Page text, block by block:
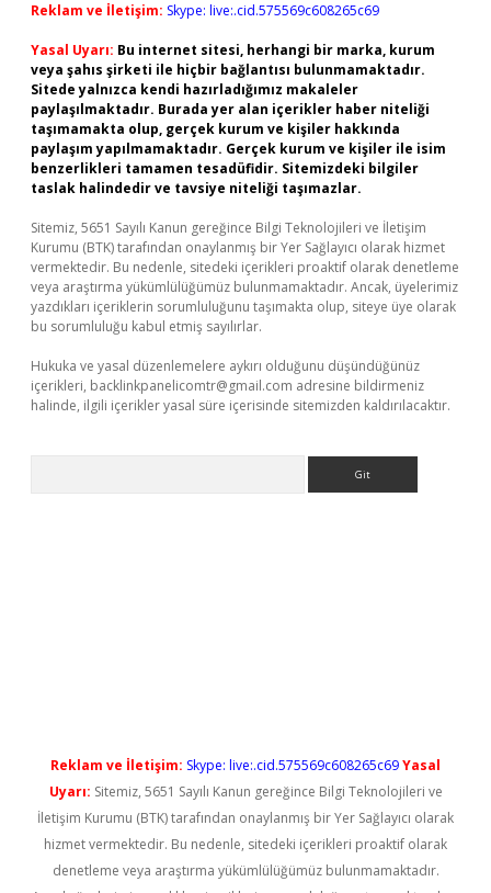
Reklam ve İletişim: Skype: live:.cid.575569c608265c69
Yasal Uyarı: Bu internet sitesi, herhangi bir marka, kurum
veya şahıs şirketi ile hiçbir bağlantısı bulunmamaktadır.
Sitede yalnızca kendi hazırladığımız makaleler
paylaşılmaktadır. Burada yer alan içerikler haber niteliği
taşımamakta olup, gerçek kurum ve kişiler hakkında
paylaşım yapılmamaktadır. Gerçek kurum ve kişiler ile isim
benzerlikleri tamamen tesadüfidir. Sitemizdeki bilgiler
taslak halindedir ve tavsiye niteliği taşımazlar.
Sitemiz, 5651 Sayılı Kanun gereğince Bilgi Teknolojileri ve İletişim
Kurumu (BTK) tarafından onaylanmış bir Yer Sağlayıcı olarak hizmet
vermektedir. Bu nedenle, sitedeki içerikleri proaktif olarak denetleme
veya araştırma yükümlülüğümüz bulunmamaktadır. Ancak, üyelerimiz
yazdıkları içeriklerin sorumluluğunu taşımakta olup, siteye üye olarak
bu sorumluluğu kabul etmiş sayılırlar.
Hukuka ve yasal düzenlemelere aykırı olduğunu düşündüğünüz
içerikleri, backlinkpanelicomtr@gmail.com adresine bildirmeniz
halinde, ilgili içerikler yasal süre içerisinde sitemizden kaldırılacaktır.
Reklam ve İletişim: Skype: live:.cid.575569c608265c69Yasal
Uyarı: Sitemiz, 5651 Sayılı Kanun gereğince Bilgi Teknolojileri ve
İletişim Kurumu (BTK) tarafından onaylanmış bir Yer Sağlayıcı olarak
hizmet vermektedir. Bu nedenle, sitedeki içerikleri proaktif olarak
denetleme veya araştırma yükümlülüğümüz bulunmamaktadır.